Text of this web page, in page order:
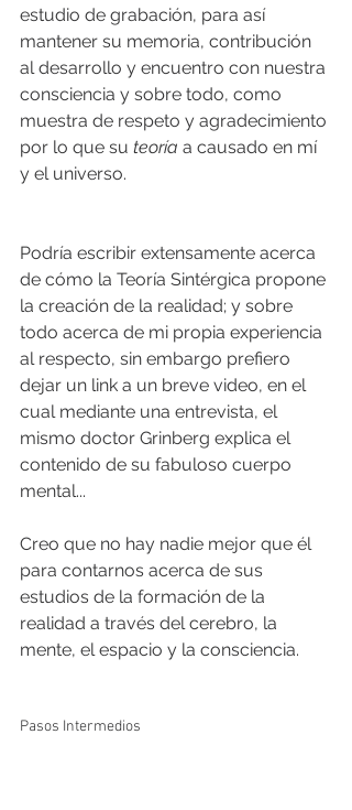
estudio de grabación, para así
mantener su memoria, contribución
al desarrollo y encuentro con nuestra
consciencia y sobre todo, como
muestra de respeto y agradecimiento
por lo que su teoría a causado en mí
y el universo.
Podría escribir extensamente acerca
de cómo la Teoría Sintérgica propone
la creación de la realidad; y sobre
todo acerca de mi propia experiencia
al respecto, sin embargo prefiero
dejar un link a un breve video, en el
cual mediante una entrevista, el
mismo doctor Grinberg explica el
contenido de su fabuloso cuerpo
mental...
Creo que no hay nadie mejor que él
para contarnos acerca de sus
estudios de la formación de la
realidad a través del cerebro, la
mente, el espacio y la consciencia.
Pasos Intermedios